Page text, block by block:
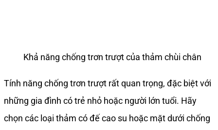
Khả năng chống trơn trượt của thảm chùi chân
Tính năng chống trơn trượt rất quan trọng, đặc biệt với
những gia đình có trẻ nhỏ hoặc người lớn tuổi. Hãy
chọn các loại thảm có đế cao su hoặc mặt dưới chống